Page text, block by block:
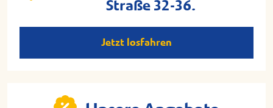
Straße 32-36.
Jetzt losfahren